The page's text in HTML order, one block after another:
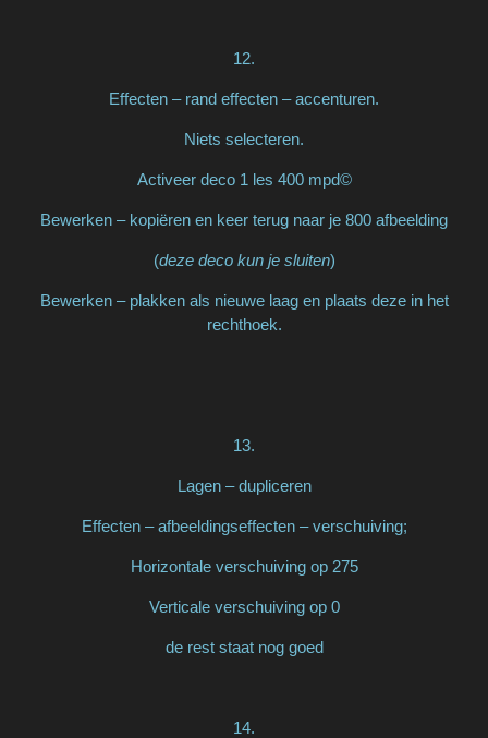
12.
Effecten – rand effecten – accenturen.
Niets selecteren.
Activeer deco 1 les 400 mpd©
Bewerken – kopiëren en keer terug naar je 800 afbeelding
(deze deco kun je sluiten)
Bewerken – plakken als nieuwe laag en plaats deze in het
rechthoek.
13.
Lagen – dupliceren
Effecten – afbeeldingseffecten – verschuiving;
Horizontale verschuiving op 275
Verticale verschuiving op 0
de rest staat nog goed
14.